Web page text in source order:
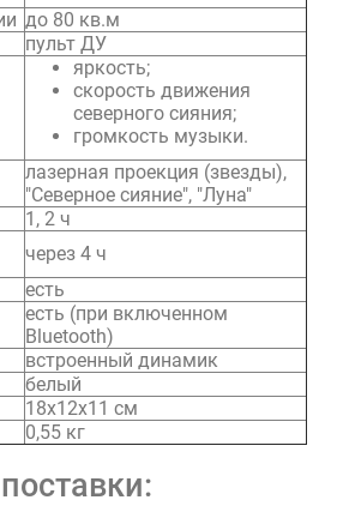
до 80 кв.м
пульт ДУ
яркость;
скорость движения
северного сияния;
громкость музыки.
лазерная проекция (звезды),
"Северное сияние", "Луна"
1, 2 ч
через 4 ч
есть
есть (при включенном
Bluetooth)
встроенный динамик
белый
18х12х11 см
0,55 кг